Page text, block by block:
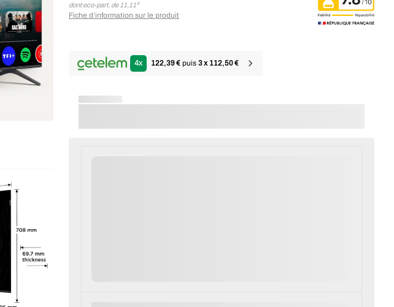
dont eco-part. de 11,11
Fiche d’information sur le produit
4x 122,39 € puis 3x 112,50 €